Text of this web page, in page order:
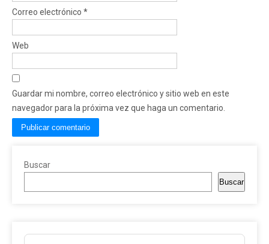
Correo electrónico *
Web
Guardar mi nombre, correo electrónico y sitio web en este
navegador para la próxima vez que haga un comentario.
Buscar
Buscar